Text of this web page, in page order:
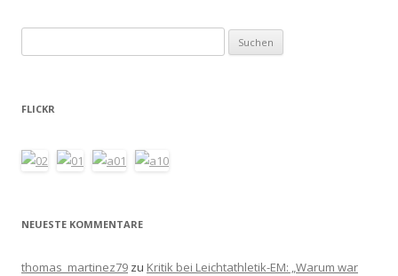
nach:
FLICKR
NEUESTE KOMMENTARE
thomas_martinez79 zu Kritik bei Leichtathletik-EM: „Warum war